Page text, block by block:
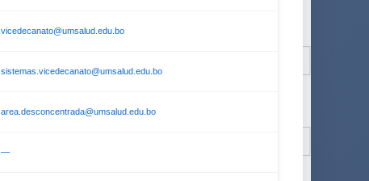
vicedecanato@umsalud.edu.bo
sistemas.vicedecanato@umsalud.edu.bo
area.desconcentrada@umsalud.edu.bo
—